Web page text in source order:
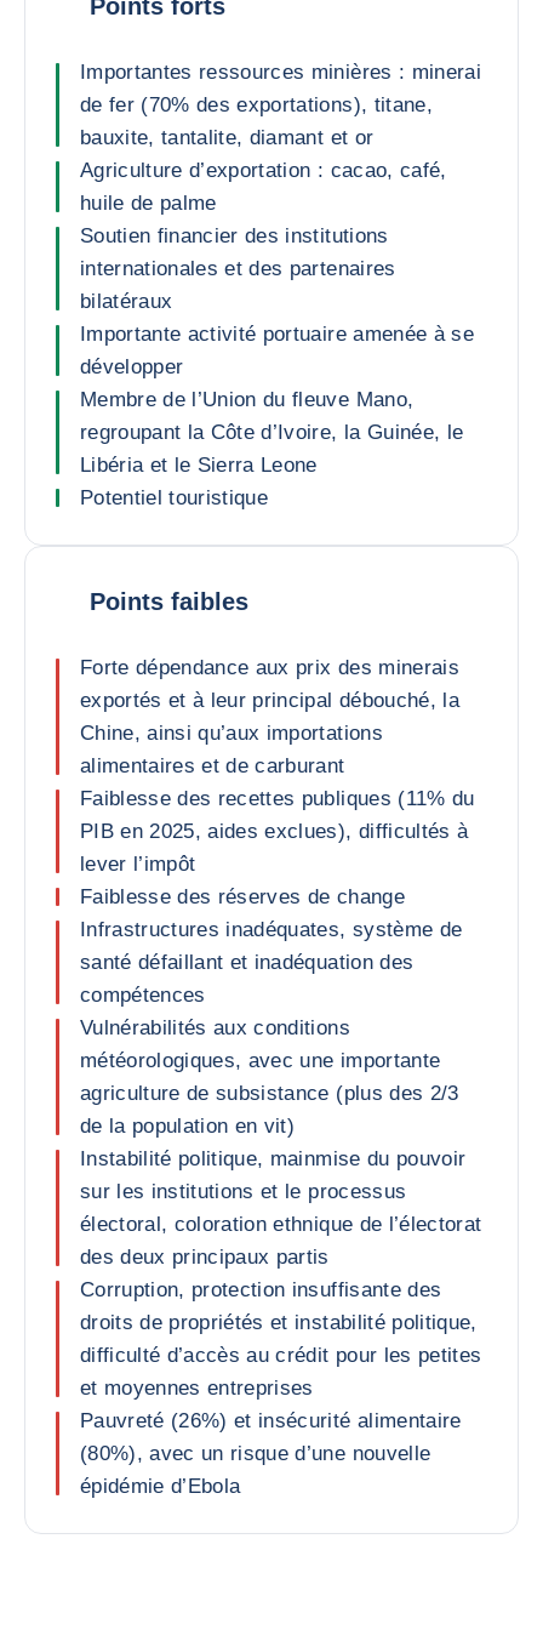
Points forts
Importantes ressources minières : minerai
de fer (70% des exportations), titane,
bauxite, tantalite, diamant et or
Agriculture d’exportation : cacao, café,
huile de palme
Soutien financier des institutions
internationales et des partenaires
bilatéraux
Importante activité portuaire amenée à se
développer
Membre de l’Union du fleuve Mano,
regroupant la Côte d’Ivoire, la Guinée, le
Libéria et le Sierra Leone
Potentiel touristique
Points faibles
Forte dépendance aux prix des minerais
exportés et à leur principal débouché, la
Chine, ainsi qu’aux importations
alimentaires et de carburant
Faiblesse des recettes publiques (11% du
PIB en 2025, aides exclues), difficultés à
lever l’impôt
Faiblesse des réserves de change
Infrastructures inadéquates, système de
santé défaillant et inadéquation des
compétences
Vulnérabilités aux conditions
météorologiques, avec une importante
agriculture de subsistance (plus des 2/3
de la population en vit)
Instabilité politique, mainmise du pouvoir
sur les institutions et le processus
électoral, coloration ethnique de l’électorat
des deux principaux partis
Corruption, protection insuffisante des
droits de propriétés et instabilité politique,
difficulté d’accès au crédit pour les petites
et moyennes entreprises
Pauvreté (26%) et insécurité alimentaire
(80%), avec un risque d’une nouvelle
épidémie d’Ebola